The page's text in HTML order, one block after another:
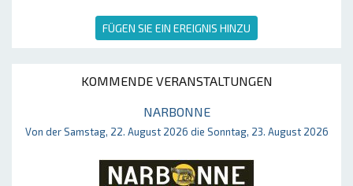
FÜGEN SIE EIN EREIGNIS HINZU
KOMMENDE VERANSTALTUNGEN
NARBONNE
Von der Samstag, 22. August 2026 die Sonntag, 23. August 2026